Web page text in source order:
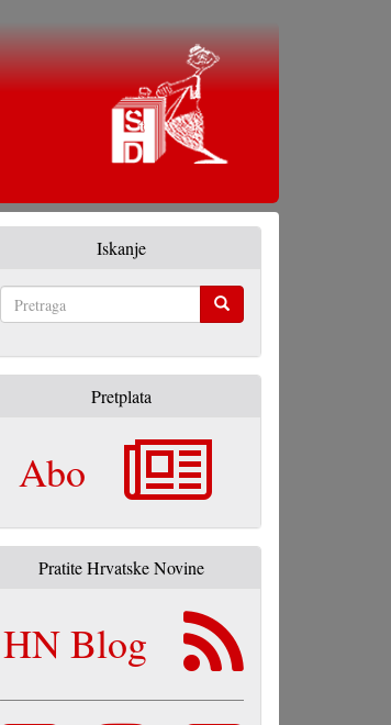
Iskanje
Pretplata
Abo
Pratite Hrvatske Novine
HN Blog